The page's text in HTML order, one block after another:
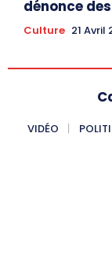
dénonce
Culture 21 Avril
VIDÉO